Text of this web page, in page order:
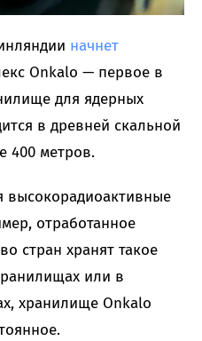
начнет
Onkalo — первое в
для ядерных
в древней скальной
400 метров.
высокорадиоактивные
отработанное
стран хранят такое
или в
хранилище Onkalo